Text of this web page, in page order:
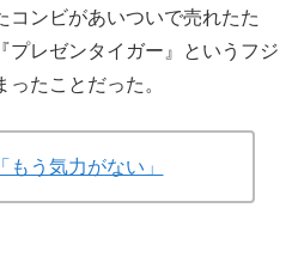
コンビがあいついで売れたた
プレゼンタイガー』というフジ
たことだった。
もう気力がない」